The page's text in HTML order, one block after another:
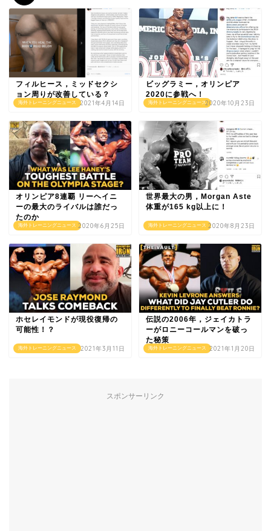
海外トレーニングニュース
フィルヒース，ミッドセクシ
ョン周りが改善している？
2021年4月14日 海外トレーニングニュース
ビッグラミー，オリンピア
2020に参戦へ！
2020年10月23日
海外トレーニングニュース
オリンピア8連覇 リーヘイニ
ーの最大のライバルは誰だっ
たのか
2020年6月25日 海外トレーニングニュース
世界最大の男，Morgan Aste
体重が165 kg以上に！
2020年8月23日
海外トレーニングニュース
ホセレイモンドが現役復帰の
可能性！？
2021年3月11日 海外トレーニングニュース
伝説の2006年，ジェイカトラ
ーがロニーコールマンを破っ
た秘策
2021年1月20日
スポンサーリンク